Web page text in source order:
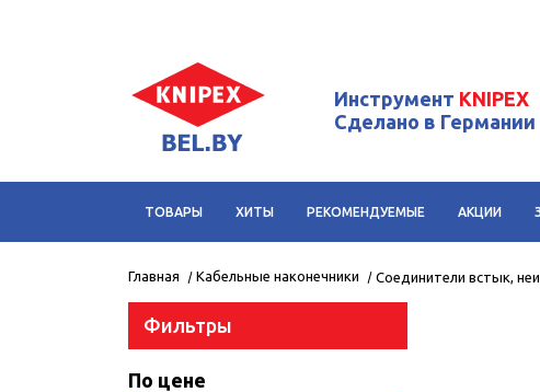
Инструмент KNIPEX
Сделано в Германии
ТОВАРЫ ХИТЫ РЕКОМЕНДУЕМЫЕ АКЦИИ
Главная Кабельные наконечники Соединители встык,
Фильтры
По цене